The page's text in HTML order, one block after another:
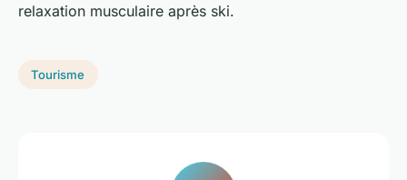
relaxation musculaire après ski.
Tourisme